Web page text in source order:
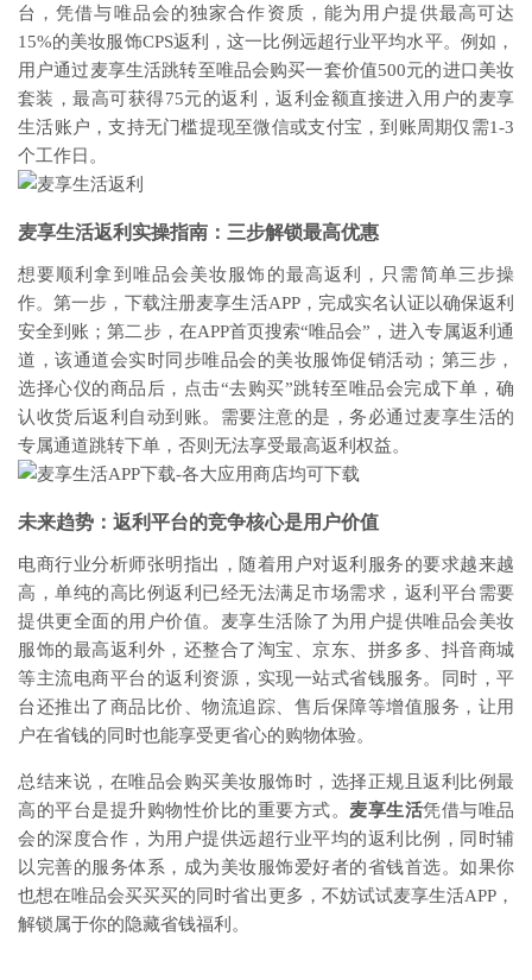
台，凭借与唯品会的独家合作资质，能为用户提供最高可达
15%的美妆服饰CPS返利，这一比例远超行业平均水平。例如，
用户通过麦享生活跳转至唯品会购买一套价值500元的进口美妆
套装，最高可获得75元的返利，返利金额直接进入用户的麦享
生活账户，支持无门槛提现至微信或支付宝，到账周期仅需1-3
个工作日。
麦享生活返利实操指南：三步解锁最高优惠
想要顺利拿到唯品会美妆服饰的最高返利，只需简单三步操
作。第一步，下载注册麦享生活APP，完成实名认证以确保返利
安全到账；第二步，在APP首页搜索“唯品会”，进入专属返利通
道，该通道会实时同步唯品会的美妆服饰促销活动；第三步，
选择心仪的商品后，点击“去购买”跳转至唯品会完成下单，确
认收货后返利自动到账。需要注意的是，务必通过麦享生活的
专属通道跳转下单，否则无法享受最高返利权益。
未来趋势：返利平台的竞争核心是用户价值
电商行业分析师张明指出，随着用户对返利服务的要求越来越
高，单纯的高比例返利已经无法满足市场需求，返利平台需要
提供更全面的用户价值。麦享生活除了为用户提供唯品会美妆
服饰的最高返利外，还整合了淘宝、京东、拼多多、抖音商城
等主流电商平台的返利资源，实现一站式省钱服务。同时，平
台还推出了商品比价、物流追踪、售后保障等增值服务，让用
户在省钱的同时也能享受更省心的购物体验。
总结来说，在唯品会购买美妆服饰时，选择正规且返利比例最
高的平台是提升购物性价比的重要方式。 麦享生活凭借与唯品
会的深度合作，为用户提供远超行业平均的返利比例，同时辅
以完善的服务体系，成为美妆服饰爱好者的省钱首选。如果你
也想在唯品会买买买的同时省出更多，不妨试试麦享生活APP，
解锁属于你的隐藏省钱福利。